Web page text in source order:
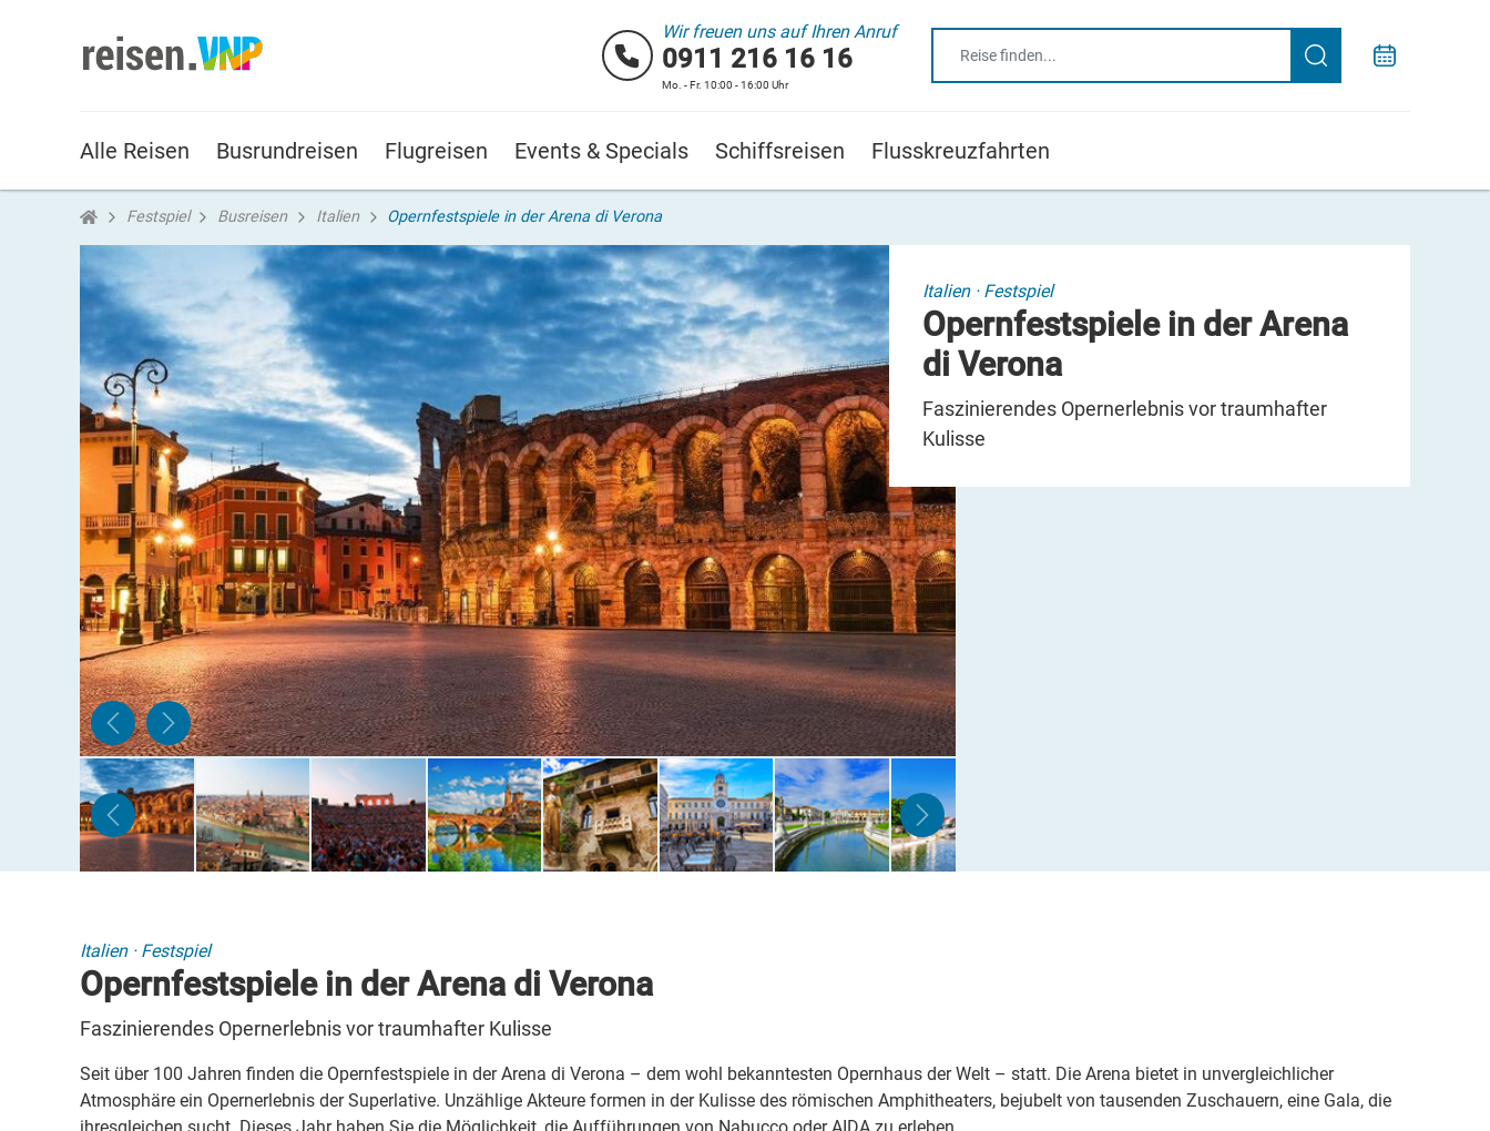
Wir freuen uns auf Ihren Anruf
0911 216 16 16
Mo. - Fr. 10:00 - 16:00 Uhr
Alle Reisen Busrundreisen Flugreisen Events & Specials Schiffsreisen Flusskreuzfahrten
Festspiel Busreisen Italien Opernfestspiele in der Arena di Verona
Italien· Festspiel
Opernfestspiele in der Arena
di Verona
Faszinierendes Opernerlebnis vor traumhafter
Kulisse
Italien· Festspiel
Opernfestspiele in der Arena di Verona
Faszinierendes Opernerlebnis vor traumhafter Kulisse
Seit über 100 Jahren finden die Opernfestspiele in der Arena di Verona – dem wohl bekanntesten Opernhaus der Welt – statt. Die Arena bietet in unvergleichlicher
Atmosphäre ein Opernerlebnis der Superlative. Unzählige Akteure formen in der Kulisse des römischen Amphitheaters, bejubelt von tausenden Zuschauern, eine Gala, die